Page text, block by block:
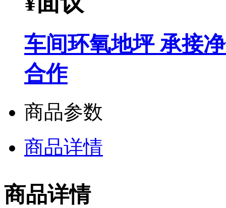
车间环氧地坪 承接
合作
商品参数
商品详情
商品详情